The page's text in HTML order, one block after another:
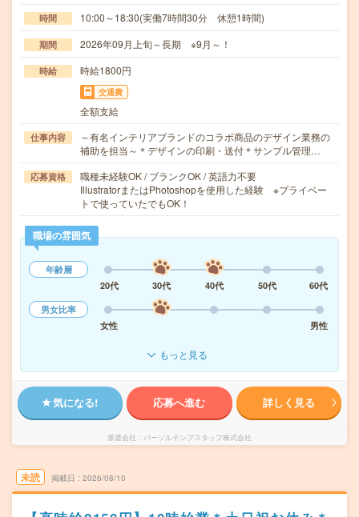
時間 10:00～18:30(実働7時間30分 休憩1時間)
期間 2026年09月上旬～長期 ※9月～！
時給 時給1800円
交通費
全額支給
仕事内容
～有名インテリアブランドのコラボ商品のデザイン業務の
補助を担当～＊デザインの印刷・送付＊サンプル管理…
応募資格
職種未経験OK / ブランクOK / 英語力不要
IllustratorまたはPhotoshopを使用した経験 ※プライベー
トで使っていたでもOK！
職場の雰囲気
年齢層
20代
30代 40代 50代
60代
男女比率
女性
男性
もっと見る
気になる! 応募へ進む 詳しく見る
派遣会社 パーソルテンプスタッフ株式会社
未読 掲載日 2026/08/10